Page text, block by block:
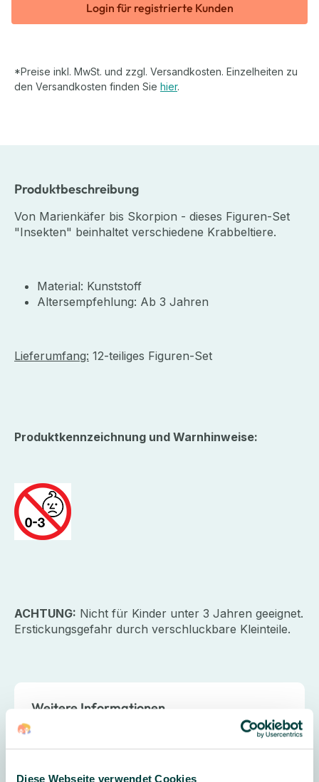
Diese Webseite verwendet Cookies
Login für registrierte Kunden
*Preise inkl. MwSt. und zzgl. Versandkosten. Einzelheiten zu
den Versandkosten finden Sie hier.
Produktbeschreibung
Von Marienkäfer bis Skorpion - dieses Figuren-Set
"Insekten" beinhaltet verschiedene Krabbeltiere.
Material: Kunststoff
Altersempfehlung: Ab 3 Jahren
Lieferumfang: 12-teiliges Figuren-Set
Produktkennzeichnung und Warnhinweise:
ACHTUNG: Nicht für Kinder unter 3 Jahren geeignet.
Erstickungsgefahr durch verschluckbare Kleinteile.
Weitere Informationen
ab 3